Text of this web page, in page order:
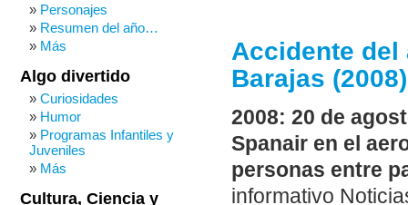
Accidente del
Barajas (2008)
2008: 20 de
Spanair en el
personas entre
informativo
Personajes
Resumen del año…
Más
Algo divertido
Curiosidades
Humor
Programas Infantiles y
Juveniles
Más
Cultura, Ciencia y